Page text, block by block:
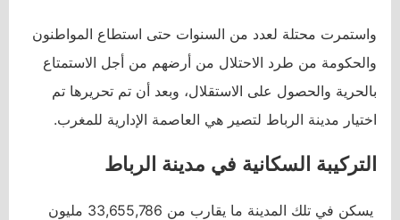
واستمرت محتلة لعدد من السنوات حتى استطاع المواطنون
والحكومة من طرد الاحتلال من أرضهم من أجل الاستمتاع
بالحرية والحصول على الاستقلال، وبعد أن تم تحريرها تم
اختيار مدينة الرباط لتصير هي العاصمة الإدارية للمغرب.
التركيبة السكانية في مدينة الرباط
يسكن في تلك المدينة ما يقارب من 33,655,786 مليون